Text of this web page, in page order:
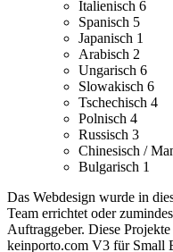
Italienisch 6
Spanisch 5
Japanisch 1
Arabisch 2
Ungarisch 6
Slowakisch 6
Tschechisch 4
Polnisch 4
Russisch 3
Chinesisch /
Bulgarisch 1
Das Webdesign wurde in
Team errichtet oder
Auftraggeber. Diese
keinporto.com V3 für Small